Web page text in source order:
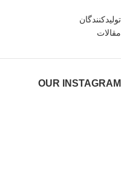
تولیدکنندگان
مقالات
OUR INSTAGRAM